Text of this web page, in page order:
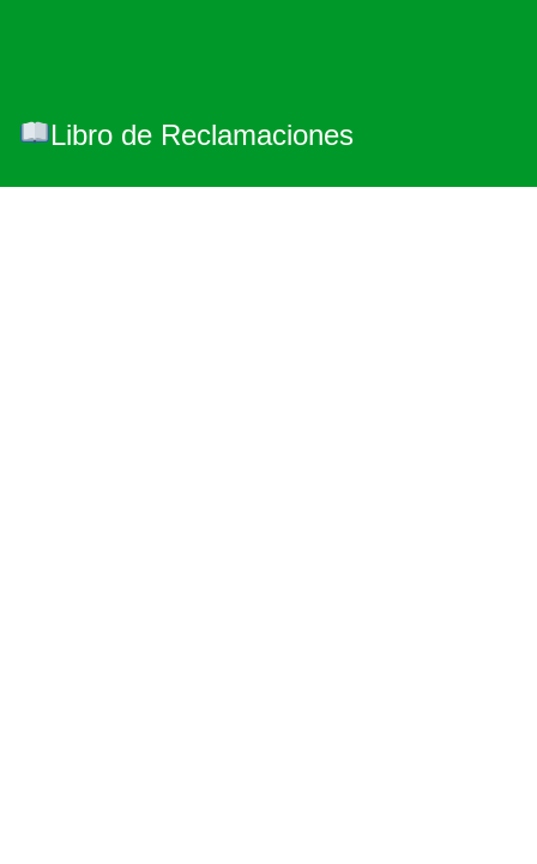
Libro de Reclamaciones